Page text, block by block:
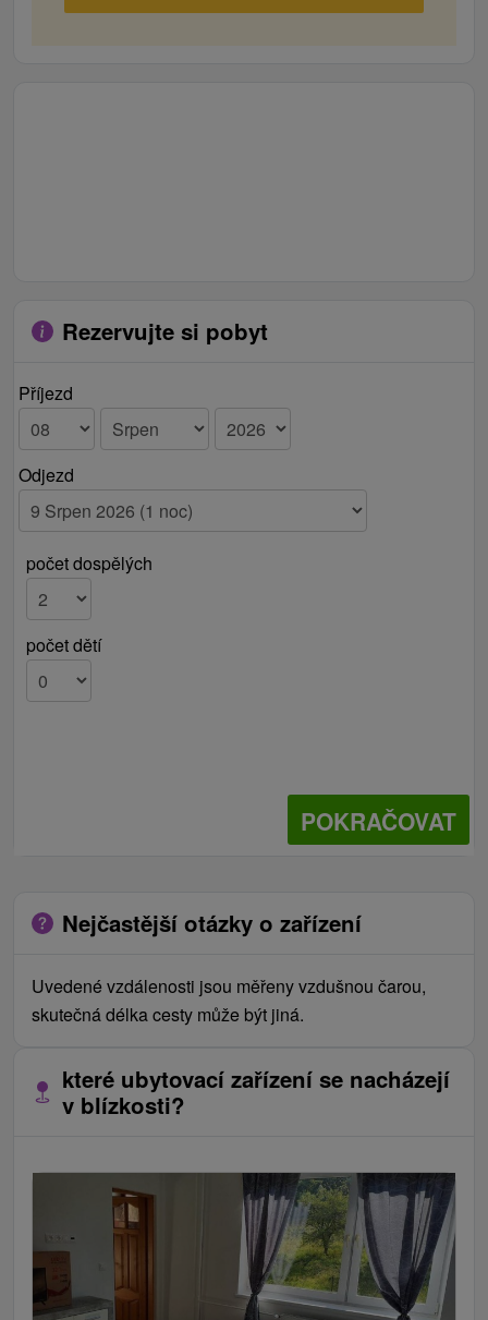
televízor s káblovou TV, WIFI
Rezervujte si pobyt
Příjezd
Odjezd
počet dospělých
počet dětí
POKRAČOVAT
Nejčastější otázky o zařízení
Uvedené vzdálenosti jsou měřeny vzdušnou čarou,
skutečná délka cesty může být jiná.
které ubytovací zařízení se nacházejí
v blízkosti?